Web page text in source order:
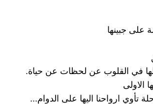
على جبينها
في القلوب عن لحظات عن حياة.
الاولى
تأوي ارواحنا اليها على الدوام...